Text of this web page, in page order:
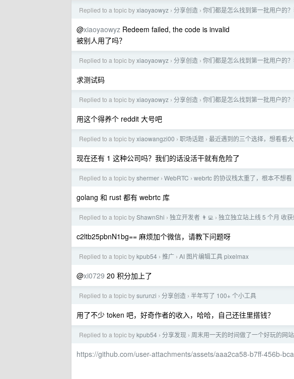
Replied to a topic byxiaoyaowyz › 分享创造 › 你们都是怎么找到第一批用户的
@xiaoyaowyz Redeem failed, the code is invalid
被别人用了吗？
Replied to a topic byxiaoyaowyz › 分享创造 › 你们都是怎么找到第一批用户的
求测试码
Replied to a topic byxiaoyaowyz › 分享创造 › 你们都是怎么找到第一批用户的
用这个得养个 reddit 大号吧
Replied to a topic byxiaowangzi00 › 职场话题 › 最近遇到的三个选择，想看看
现在还有 1 这种公司吗？我们的话没活干就有危险了
Replied to a topic byshermer › WebRTC › webrtc 的协议栈太重了，根本不想看
golang 和 rust 都有 webrtc 库
Replied to a topic byShawnShi › 独立开发者 👨‍💻 › 独立独立站上线 5 个月 收
c2ltb25pbnN1bg== 麻烦加个微信，请教下问题呀
Replied to a topic bykpub54 › 推广 › AI 图片编辑工具 pixelmax
@xi0729 20 积分加上了
Replied to a topic bysurunzi › 分享创造 › 半年写了 100+ 个小工具
用了不少 token 吧，好奇作者的收入，哈哈，自己还往里搭钱？
Replied to a topic bykpub54 › 分享发现 › 周末用一天的时间做了一个好玩的网
https://github.com/user-attachments/assets/aaa2ca58-b7ff-456b-